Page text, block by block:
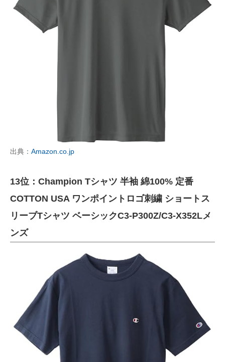
出典： Amazon.co.jp
13位：Champion Tシャツ 半袖 綿100% 定番
COTTON USA ワンポイントロゴ刺繍 ショートス
リーブTシャツ ベーシックC3-P300Z/C3-X352Lメ
ンズ